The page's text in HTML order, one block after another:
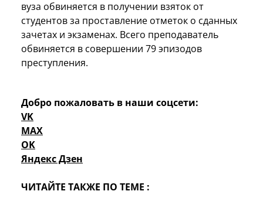
вуза обвиняется в получении взяток от
студентов за проставление отметок о сданных
зачетах и экзаменах. Всего преподаватель
обвиняется в совершении 79 эпизодов
преступления.
Добро пожаловать в наши соцсети:
VK
MAX
OK
Яндекс Дзен
ЧИТАЙТЕ ТАКЖЕ ПО ТЕМЕ :